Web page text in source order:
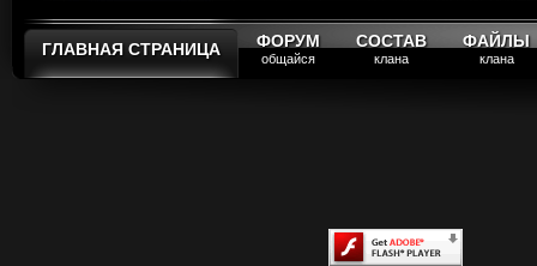
ГЛАВНАЯ СТРАНИЦА ФОРУМ
общайся
СОСТАВ
клана
ФАЙЛЫ
клана